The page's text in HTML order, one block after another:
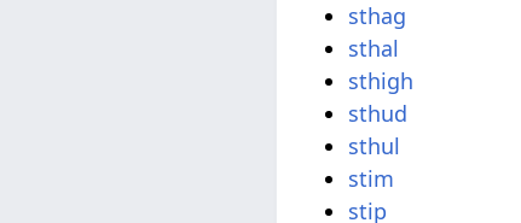
sthag
sthal
sthigh
sthud
sthul
stim
stip